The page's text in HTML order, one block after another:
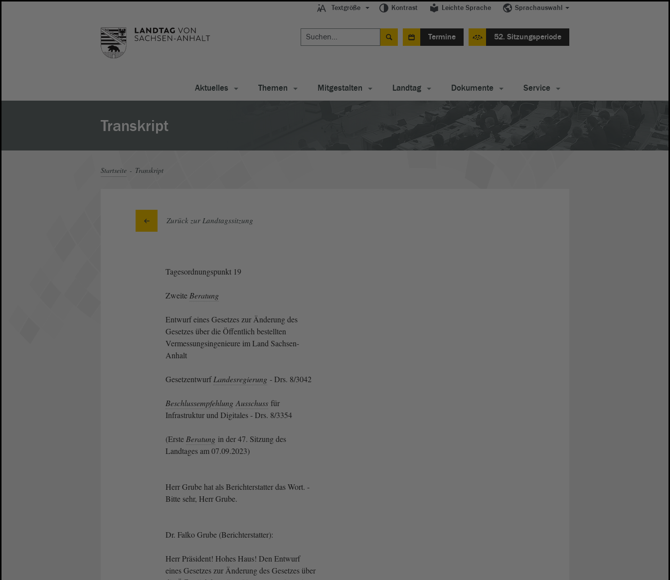
Textgröße Kontrast Leichte Sprache Sprachauswahl
Termine 52. Sitzungsperiode
Aktuelles Themen Mitgestalten Landtag Dokumente Service
Transkript
Startseite Transkript
Zurück zur Landtagssitzung
Tagesordnungspunkt 19
Zweite Beratung
Entwurf eines Gesetzes zur Änderung des
Gesetzes über die Öffentlich bestellten
Vermessungsingenieure im Land Sachsen-
Anhalt
GesetzentwurfLandesregierung - Drs. 8/3042
Beschlussempfehlung Ausschuss für
Infrastruktur und Digitales - Drs. 8/3354
(Erste Beratung in der 47. Sitzung des
Landtages am 07.09.2023)
Herr Grube hat als Berichterstatter das Wort. -
Bitte sehr, Herr Grube.
Dr. Falko Grube (Berichterstatter):
Herr Präsident! Hohes Haus! Den Entwurf
eines Gesetzes zur Änderung des Gesetzes über